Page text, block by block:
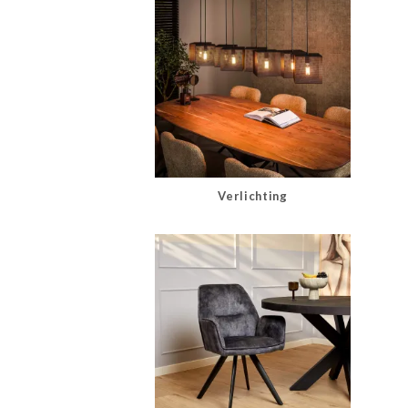
Verlichting